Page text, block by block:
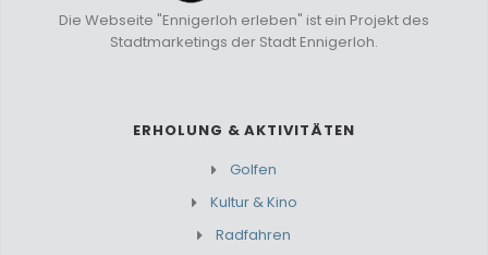
Die Webseite "Ennigerloh erleben" ist ein Projekt des
Stadtmarketings der Stadt Ennigerloh.
ERHOLUNG & AKTIVITÄTEN
Golfen
Kultur & Kino
Radfahren